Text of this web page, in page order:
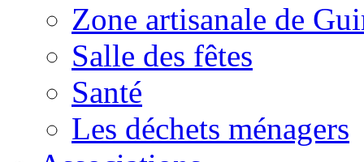
Zone artisanale de
Salle des fêtes
Santé
Les déchets ménagers